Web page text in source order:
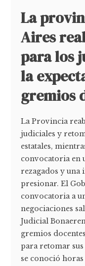
La
Aires
para los
la
gremios
La Provincia
judiciales y
estatales,
convocatoria en
rezagados y una
presionar. El
convocatoria a
negociaciones
Judicial
gremios
para retomar
se conoció